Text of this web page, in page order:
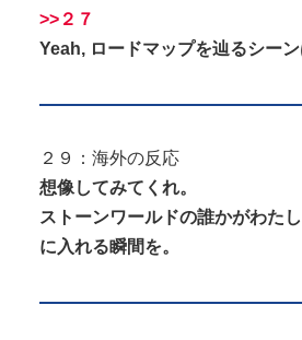
>>２７
Yeah, ロードマップを辿るシーン
２９：海外の反応
想像してみてくれ。
ストーンワールドの誰かがわた
に入れる瞬間を。